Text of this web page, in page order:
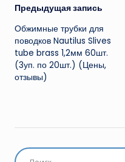
Навигация
записи
Предыдущая запись
Обжимные трубки для
поводков Nautilus Slives
tube brass 1,2мм 60шт.
(3уп. по 20шт.) (Цены,
отзывы)